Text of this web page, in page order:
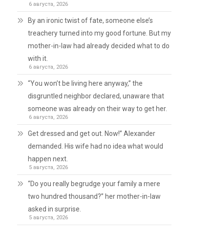
6 августа, 2026
By an ironic twist of fate, someone else’s
treachery turned into my good fortune. But my
mother-in-law had already decided what to do
with it.
6 августа, 2026
“You won’t be living here anyway,” the
disgruntled neighbor declared, unaware that
someone was already on their way to get her.
6 августа, 2026
Get dressed and get out. Now!” Alexander
demanded. His wife had no idea what would
happen next.
5 августа, 2026
“Do you really begrudge your family a mere
two hundred thousand?” her mother-in-law
asked in surprise.
5 августа, 2026